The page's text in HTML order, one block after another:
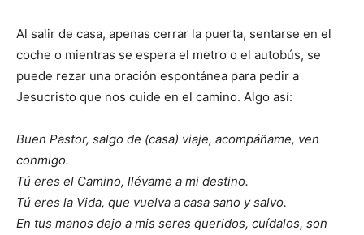
Al salir de casa, apenas cerrar la puerta, sentarse en el
coche o mientras se espera el metro o el autobús, se
puede rezar una oración espontánea para pedir a
Jesucristo que nos cuide en el camino. Algo así:
Buen Pastor, salgo de (casa) viaje, acompáñame, ven
conmigo.
Tú eres el Camino, llévame a mi destino.
Tú eres la Vida, que vuelva a casa sano y salvo.
En tus manos dejo a mis seres queridos, cuídalos, son